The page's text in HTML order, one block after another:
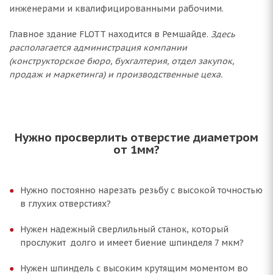
инженерами и квалифицированными рабочими.
Главное здание FLOTT находится в Ремшайде. Здесь
располагается администрация компании
(конструкторское бюро, бухгалтерия, отдел закупок,
продаж и маркетинга) и производственные цеха.
Нужно просверлить отверстие диаметром
от 1мм?
Нужно постоянно нарезать резьбу с высокой точностью
в глухих отверстиях?
Нужен надежный сверлильный станок, который
прослужит долго и имеет биение шпинделя 7 мкм?
Нужен шпиндель с высоким крутящим моментом во